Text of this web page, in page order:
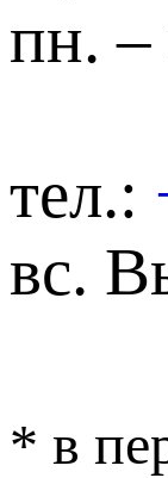
пн. –
тел.:
вс.
* в